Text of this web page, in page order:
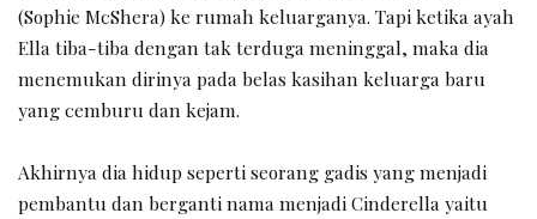
(Sophie McShera) ke rumah keluarganya. Tapi ketika ayah
Ella tiba-tiba dengan tak terduga meninggal, maka dia
menemukan dirinya pada belas kasihan keluarga baru
yang cemburu dan kejam.
Akhirnya dia hidup seperti seorang gadis yang menjadi
pembantu dan berganti nama menjadi Cinderella yaitu